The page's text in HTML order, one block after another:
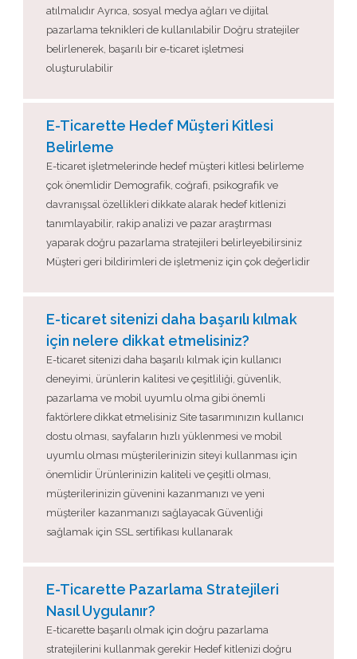
atılmalıdır Ayrıca, sosyal medya ağları ve dijital
pazarlama teknikleri de kullanılabilir Doğru stratejiler
belirlenerek, başarılı bir e-ticaret işletmesi
oluşturulabilir
E-Ticarette Hedef Müşteri Kitlesi
Belirleme
E-ticaret işletmelerinde hedef müşteri kitlesi belirleme
çok önemlidir Demografik, coğrafi, psikografik ve
davranışsal özellikleri dikkate alarak hedef kitlenizi
tanımlayabilir, rakip analizi ve pazar araştırması
yaparak doğru pazarlama stratejileri belirleyebilirsiniz
Müşteri geri bildirimleri de işletmeniz için çok değerlidir
E-ticaret sitenizi daha başarılı kılmak
için nelere dikkat etmelisiniz?
E-ticaret sitenizi daha başarılı kılmak için kullanıcı
deneyimi, ürünlerin kalitesi ve çeşitliliği, güvenlik,
pazarlama ve mobil uyumlu olma gibi önemli
faktörlere dikkat etmelisiniz Site tasarımınızın kullanıcı
dostu olması, sayfaların hızlı yüklenmesi ve mobil
uyumlu olması müşterilerinizin siteyi kullanması için
önemlidir Ürünlerinizin kaliteli ve çeşitli olması,
müşterilerinizin güvenini kazanmanızı ve yeni
müşteriler kazanmanızı sağlayacak Güvenliği
sağlamak için SSL sertifikası kullanarak
E-Ticarette Pazarlama Stratejileri
Nasıl Uygulanır?
E-ticarette başarılı olmak için doğru pazarlama
stratejilerini kullanmak gerekir Hedef kitlenizi doğru